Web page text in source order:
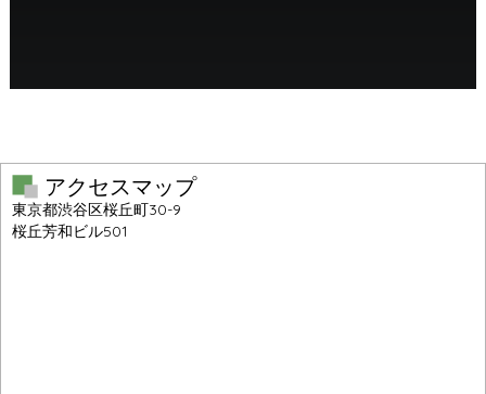
アクセスマップ
東京都渋谷区桜丘町30-9
桜丘芳和ビル501